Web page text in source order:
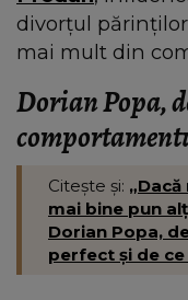
divorțul
mai mult din
Dorian Popa,
Citește și:
mai bine pun
Dorian Popa,
perfect și de